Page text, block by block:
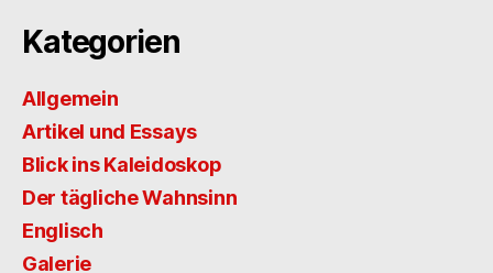
Kategorien
Allgemein
Artikel und Essays
Blick ins Kaleidoskop
Der tägliche Wahnsinn
Englisch
Galerie